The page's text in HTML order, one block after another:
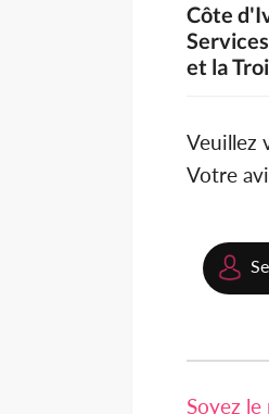
Côte
et la
Veuillez
Votre
Soyez